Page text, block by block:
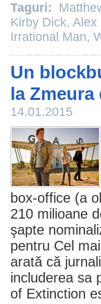
Taguri:
Kirby Dick, Alex
Irrational Man,
Un
la Zmeura
14.01.2015
box-office (a
210 milioane
şapte
pentru Cel
arată că
includerea sa
of Extinction